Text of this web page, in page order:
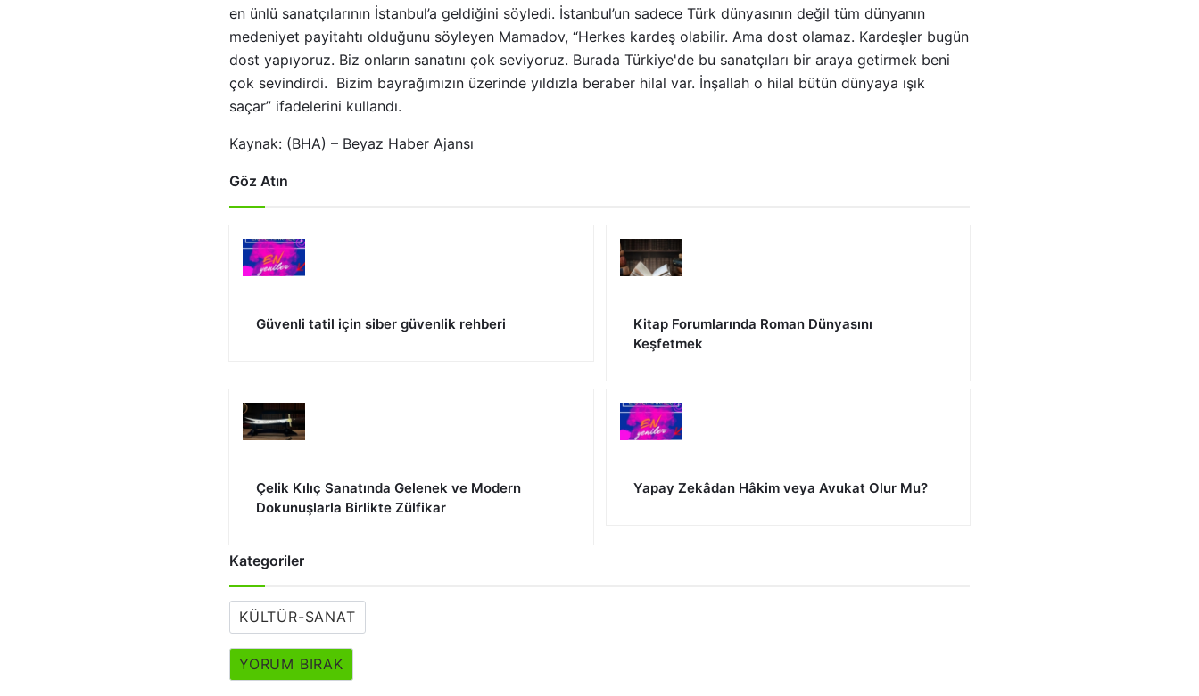
en ünlü sanatçılarının İstanbul’a geldiğini söyledi. İstanbul’un sadece Türk dünyasının değil tüm dünyanın
medeniyet payitahtı olduğunu söyleyen Mamadov, “Herkes kardeş olabilir. Ama dost olamaz. Kardeşler bugün
dost yapıyoruz. Biz onların sanatını çok seviyoruz. Burada Türkiye'de bu sanatçıları bir araya getirmek beni
çok sevindirdi. Bizim bayrağımızın üzerinde yıldızla beraber hilal var. İnşallah o hilal bütün dünyaya ışık
saçar” ifadelerini kullandı.
Kaynak: (BHA) – Beyaz Haber Ajansı
Göz Atın
Güvenli tatil için siber güvenlik rehberi
Kitap Forumlarında Roman Dünyasını
Keşfetmek
Çelik Kılıç Sanatında Gelenek ve Modern
Dokunuşlarla Birlikte Zülfikar
Yapay Zekâdan Hâkim veya Avukat Olur Mu?
Kategoriler
KÜLTÜR-SANAT
YORUM BIRAK